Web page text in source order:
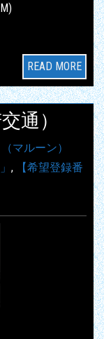
READ MORE
通）
マルーン）
,
【希望登録番